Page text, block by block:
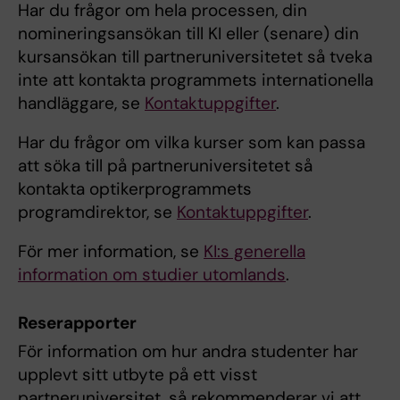
Har du frågor om hela processen, din
nomineringsansökan till KI eller (senare) din
kursansökan till partneruniversitetet så tveka
inte att kontakta programmets internationella
handläggare, se Kontaktuppgifter.
Har du frågor om vilka kurser som kan passa
att söka till på partneruniversitetet så
kontakta optikerprogrammets
programdirektor, se Kontaktuppgifter.
För mer information, se KI:s generella
information om studier utomlands.
Reserapporter
För information om hur andra studenter har
upplevt sitt utbyte på ett visst